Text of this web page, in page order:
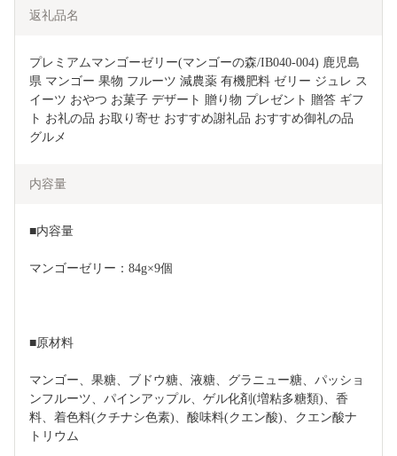
返礼品名
プレミアムマンゴーゼリー(マンゴーの森/IB040-004) 鹿児島
県 マンゴー 果物 フルーツ 減農薬 有機肥料 ゼリー ジュレ ス
イーツ おやつ お菓子 デザート 贈り物 プレゼント 贈答 ギフ
ト お礼の品 お取り寄せ おすすめ謝礼品 おすすめ御礼の品
グルメ
内容量
■内容量
マンゴーゼリー：84g×9個
■原材料
マンゴー、果糖、ブドウ糖、液糖、グラニュー糖、パッショ
ンフルーツ、パインアップル、ゲル化剤(増粘多糖類)、香
料、着色料(クチナシ色素)、酸味料(クエン酸)、クエン酸ナ
トリウム